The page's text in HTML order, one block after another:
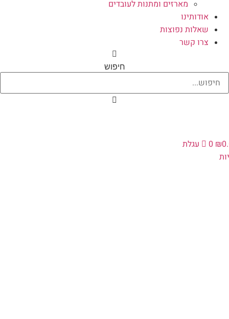
מארזים ומתנות לעובדים
אודותינו
שאלות נפוצות
צרו קשר
חיפוש
₪
0
עגלת